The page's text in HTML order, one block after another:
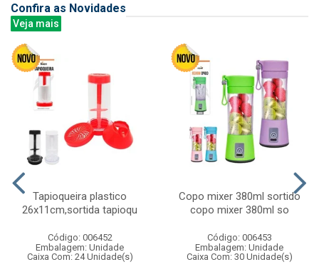
Confira as Novidades
Veja mais
Tapioqueira plastico
26x11cm,sortida tapioqu
Código: 006452
Embalagem: Unidade
Caixa Com: 24 Unidade(s)
Copo mixer 380ml sortido
copo mixer 380ml so
Código: 006453
Embalagem: Unidade
Caixa Com: 30 Unidade(s)